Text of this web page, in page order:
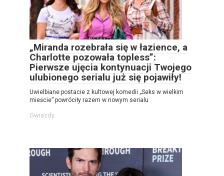
„Miranda rozebrała się w łazience, a
Charlotte pozowała topless”:
Pierwsze ujęcia kontynuacji Twojego
ulubionego serialu już się pojawiły!
Uwielbiane postacie z kultowej komedii „Seks w wielkim
mieście” powróciły razem w nowym serialu
Gwiazdy